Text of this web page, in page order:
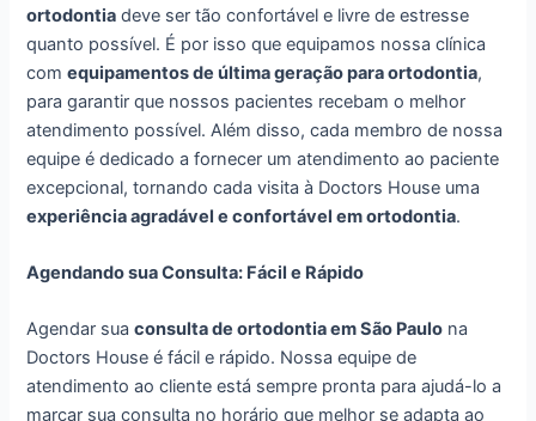
ortodontia deve ser tão confortável e livre de estresse
quanto possível. É por isso que equipamos nossa clínica
comequipamentos de última geração para ortodontia,
para garantir que nossos pacientes recebam o melhor
atendimento possível. Além disso, cada membro de nossa
equipe é dedicado a fornecer um atendimento ao paciente
excepcional, tornando cada visita à Doctors House uma
experiência agradável e confortável em ortodontia.
Agendando sua Consulta: Fácil e Rápido
Agendar suaconsulta de ortodontia em São Paulo na
Doctors House é fácil e rápido. Nossa equipe de
atendimento ao cliente está sempre pronta para ajudá-lo a
marcar sua consulta no horário que melhor se adapta ao